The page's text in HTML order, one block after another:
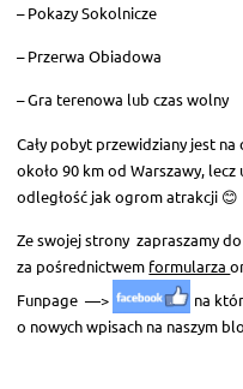
– Pokazy Sokolnicze
– Przerwa Obiadowa
– Gra terenowa lub czas wolny
Cały pobyt przewidziany jest
około 90 km od Warszawy,
odległość jak ogrom atrakcji 😊
Ze swojej strony zapraszamy
za pośrednictwem formularza
Funpage —>
na
o nowych wpisach na naszym